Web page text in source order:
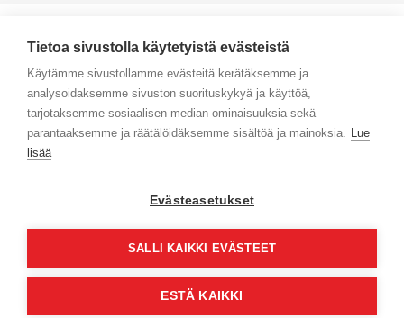
Yhteystiedot
Selaa tuotteita
Maksa turvallisesti
Tietoa sivustolla käytetyistä evästeistä
Käytämme sivustollamme evästeitä kerätäksemme ja
analysoidaksemme sivuston suorituskykyä ja käyttöä,
tarjotaksemme sosiaalisen median ominaisuuksia sekä
parantaaksemme ja räätälöidäksemme sisältöä ja mainoksia. Lue
lisää
Evästeasetukset
SALLI KAIKKI EVÄSTEET
ESTÄ KAIKKI